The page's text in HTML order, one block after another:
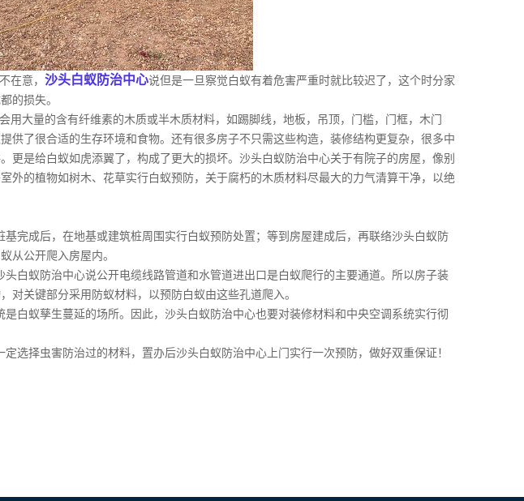
在意， 沙头白蚁防治中心说但是一旦察觉白蚁有着危害严重时就比较迟了，这个时分家
的损失。
大量的含有纤维素的木质或半木质材料，如踢脚线，地板，吊顶，门槛，门框，木门
供了很合适的生存环境和食物。还有很多房子不只需这些构造，装修结构更复杂，很多中
更是给白蚁如虎添翼了，构成了更大的损坏。沙头白蚁防治中心关于有院子的房屋，像别
外的植物如树木、花草实行白蚁预防，关于腐朽的木质材料尽最大的力气清算干净，以绝
完成后，在地基或建筑桩周围实行白蚁预防处置；等到房屋建成后，再联络沙头白蚁防
从公开爬入房屋内。
白蚁防治中心说公开电缆线路管道和水管道进出口是白蚁爬行的主要通道。所以房子装
对关键部分采用防蚁材料，以预防白蚁由这些孔道爬入。
白蚁孳生蔓延的场所。因此，沙头白蚁防治中心也要对装修材料和中央空调系统实行彻
定选择虫害防治过的材料，置办后沙头白蚁防治中心上门实行一次预防，做好双重保证！